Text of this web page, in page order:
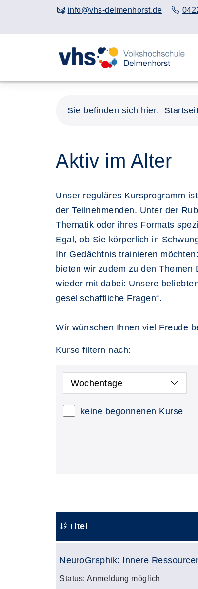
info@vhs-delmenhorst.de
Sie befinden sich hier:
Aktiv im Alter
Unser reguläres Kursprogramm
der Teilnehmenden. Unter der
Thematik oder ihres Formats
Egal, ob Sie körperlich in
Ihr Gedächtnis trainieren
bieten wir zudem zu den Themen
wieder mit dabei: Unsere
gesellschaftliche Fragen“.
Wir wünschen Ihnen viel Freude
Kurse filtern nach:
Wochentage
keine begonnenen Kurse
Titel
NeuroGraphik: Innere
Status: Anmeldung möglich